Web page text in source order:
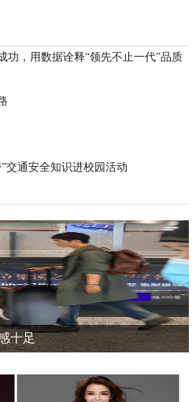
功，用数据诠释“领先不止一代”品质
交通安全知识进校园活动
十足